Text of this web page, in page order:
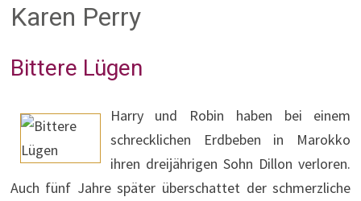
Karen Perry
Bittere Lügen
Harry und Robin haben bei einem
schrecklichen Erdbeben in Marokko
ihren dreijährigen Sohn Dillon verloren.
Auch fünf Jahre später überschattet der schmerzliche